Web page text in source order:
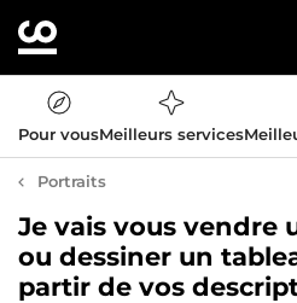
Pour vousMeilleurs services
Portraits
Je vais vous vendre
ou dessiner un
partir de vos